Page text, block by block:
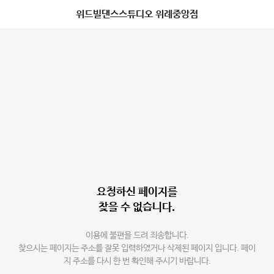
위드빌댄스스튜디오 위례중앙점
요청하신 페이지를
찾을 수 없습니다.
이용에 불편을 드려 죄송합니다.
찾으시는 페이지는 주소를 잘못 입력하였거나 삭제된 페이지 입니다. 페이
지 주소를 다시 한 번 확인해 주시기 바랍니다.